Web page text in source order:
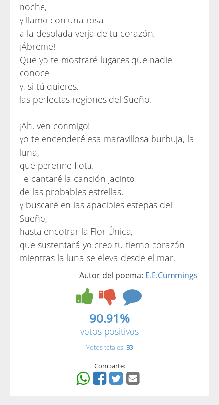
noche,
y llamo con una rosa
a la desolada verja de tu corazón.
¡Ábreme!
Que yo te mostraré lugares que nadie
conoce
y, si tú quieres,
las perfectas regiones del Sueño.
¡Ah, ven conmigo!
yo te encenderé esa maravillosa burbuja, la
luna,
que perenne flota.
Te cantaré la canción jacinto
de las probables estrellas,
y buscaré en las apacibles estepas del
Sueño,
hasta encotrar la Flor Única,
que sustentará yo creo tu tierno corazón
mientras la luna se eleva desde el mar.
Autor del poema: E.E.Cummings
90.91%
votos positivos
Votos totales: 33
Comparte: